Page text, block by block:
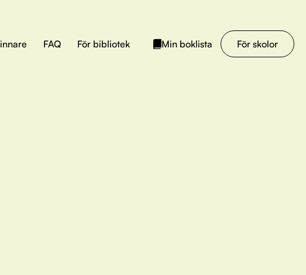
FAQ För bibliotek Min boklista För skolor